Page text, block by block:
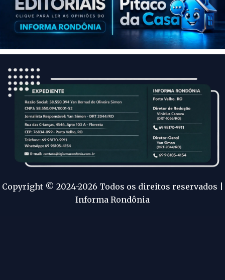
Copyright © 2024-2026 Todos os direitos reservados |
Informa Rondônia